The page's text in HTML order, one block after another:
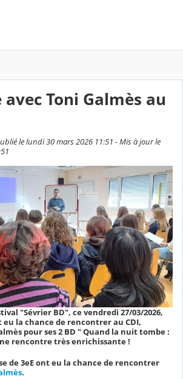
Toni Galmès au
le lundi 30 mars 2026 11:51 - Mis à jour le
"Sévrier BD", ce vendredi 27/03/2026,
eu la chance de rencontrer au CDI,
pour ses 2 BD " Quand la nuit tombe :
rencontre très enrichissante !
de 3eE ont eu la chance de rencontrer
.